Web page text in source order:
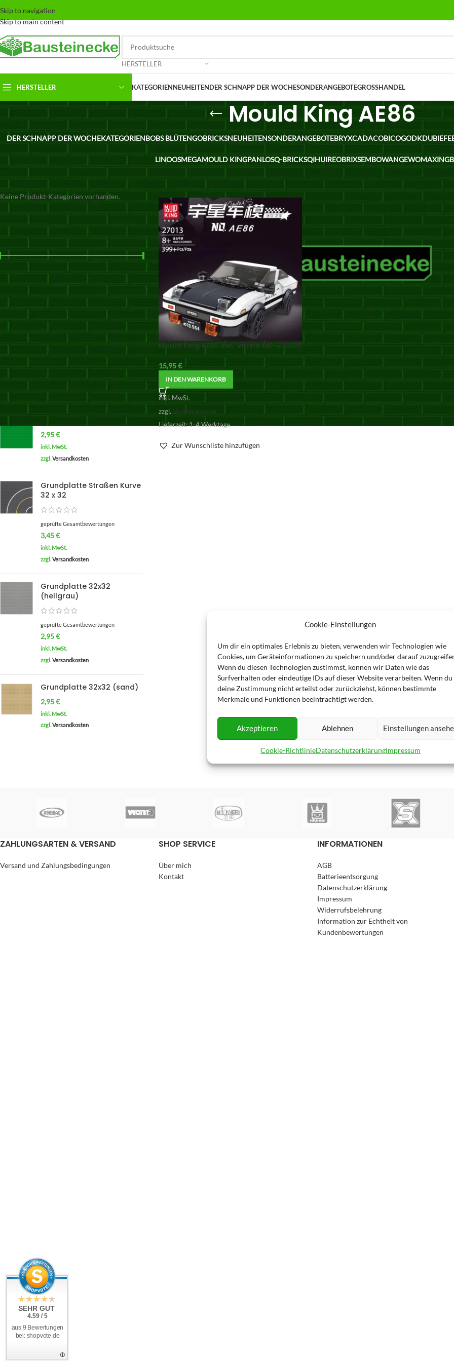
Cookie-Einstellungen
Um dir ein optimales Erlebnis zu bieten, verwenden wir Technologien wie
Cookies, um Geräteinformationen zu speichern und/oder darauf
Wenn du diesen Technologien zustimmst, können wir Daten wie das
Surfverhalten oder eindeutige IDs auf dieser Website verarbeiten. Wenn du
deine Zustimmung nicht erteilst oder zurückziehst, können bestimmte
Merkmale und Funktionen beeinträchtigt werden.
Akzeptieren Ablehnen Einstellungen
Cookie-RichtlinieDatenschutzerklärungImpressum
Skip to navigation
Skip to main content
HERSTELLER
HERSTELLER KATEGORIENNEUHEITENDER SCHNAPP DER WOCHESONDERANGEBOTEGROSSHANDEL
Mould King AE86
DER SCHNAPP DER WOCHEKATEGORIENBOBS BLÜTENGOBRICKSNEUHEITENSONDERANGEBOTEBRYXCADACOBICOGODKDUBIE
LINOOSMEGAMOULD KINGPANLOSQ-BRICKSQIHUIREOBRIXSEMBOWANGEWOMA
KATEGORIEN
Keine Produkt-Kategorien vorhanden.
CADA MASTER Mercedes-
AMG ONE C61503W
2,95€
inkl. MwSt.
zzgl.Versandkosten
Grundplatte Straßen Kurve
32 x 32
geprüfte Gesamtbewertungen
3,45€
inkl. MwSt.
zzgl.Versandkosten
Grundplatte 32x32
(hellgrau)
geprüfte Gesamtbewertungen
2,95€
inkl. MwSt.
zzgl.Versandkosten
Grundplatte 32x32 (sand)
2,95€
inkl. MwSt.
zzgl.Versandkosten
Mould King AE86 inkl. Vitrine MK-27013S
15,95€
IN DEN WARENKORB
inkl. MwSt.
zzgl. Versandkosten
Lieferzeit:1-4 Werktage
Zur Wunschliste hinzufügen
ZAHLUNGSARTEN & VERSAND
Versand und Zahlungsbedingungen
SHOP SERVICE
Über mich
Kontakt
INFORMATIONEN
AGB
Batterieentsorgung
Datenschutzerklärung
Impressum
Widerrufsbelehrung
Information zur Echtheit von
Kundenbewertungen
SEHR GUT
4.59 / 5
aus 9 Bewertungen
bei: shopvote.de